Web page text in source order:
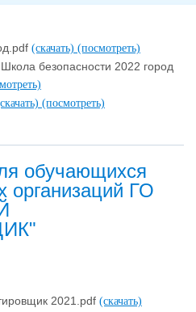
(скачать) (посмотреть)
безопасности 2022 город
(посмотреть)
обучающихся
организаций ГО
2021.pdf (скачать)